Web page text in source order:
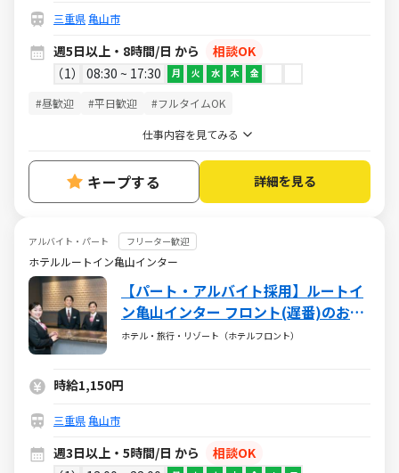
三重県亀山市
週5日以上・8時間/日 から
相談OK
1
08:30 ~ 17:30 月 火 水 木 金
#昼歓迎 #平日歓迎 #フルタイムOK
仕事内容を見てみる
キープする 詳細を見る
アルバイト・パート フリーター歓迎
ホテルルートイン亀山インター
【パート・アルバイト採用】ルートイ
ン亀山インター フロント(遅番)のお仕
事
ホテル・旅行・リゾート（ホテルフロント）
時給1,150円
三重県亀山市
週3日以上・5時間/日 から
相談OK